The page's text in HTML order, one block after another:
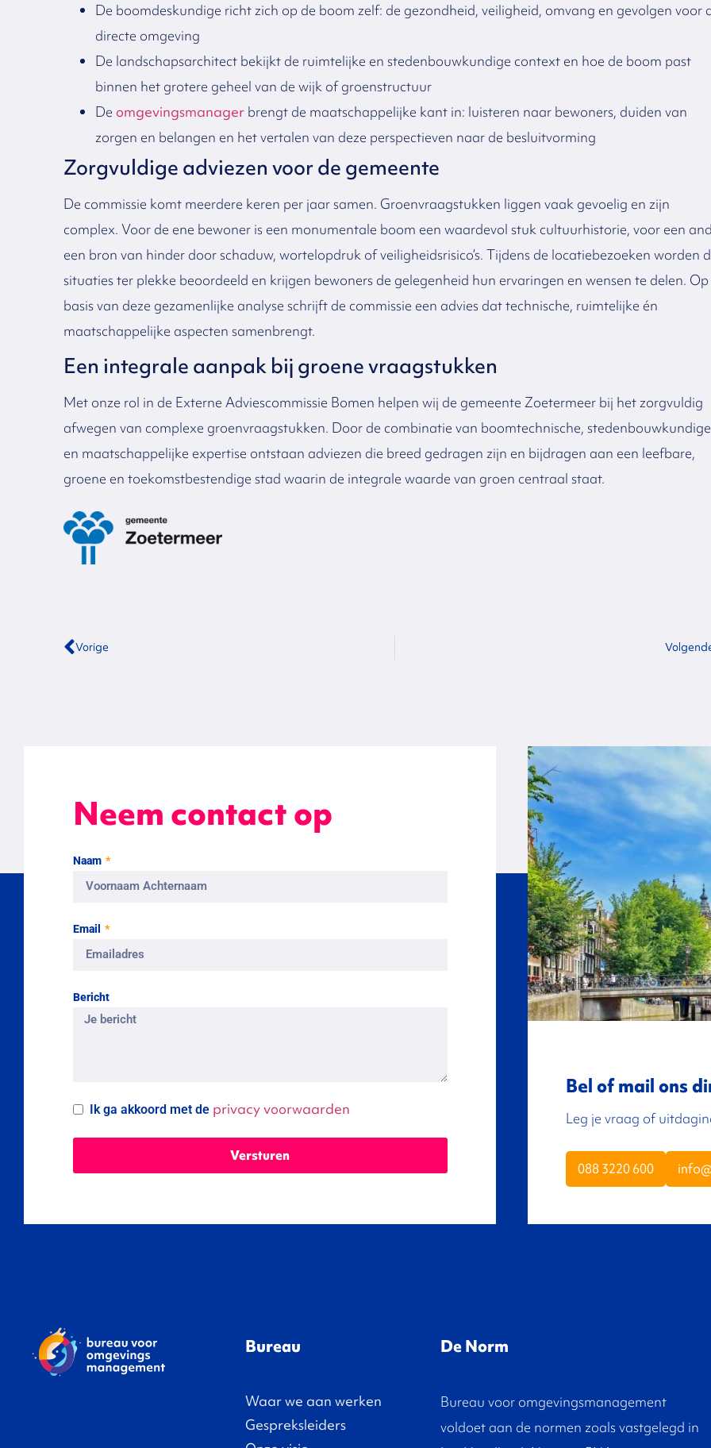
De boomdeskundige richt zich op de boom zelf: de gezondheid, veiligheid, omvang en gevolgen voor
directe omgeving
De landschapsarchitect bekijkt de ruimtelijke en stedenbouwkundige context en hoe de boom past
binnen het grotere geheel van de wijk of groenstructuur
De omgevingsmanagerbrengt de maatschappelijke kant in: luisteren naar bewoners, duiden van
zorgen en belangen en het vertalen van deze perspectieven naar de besluitvorming
Zorgvuldige adviezen voor de gemeente
De commissie komt meerdere keren per jaar samen. Groenvraagstukken liggen vaak gevoelig en zijn
complex. Voor de ene bewoner is een monumentale boom een waardevol stuk cultuurhistorie, voor een
een bron van hinder door schaduw, wortelopdruk of veiligheidsrisico’s. Tijdens de locatiebezoeken worden
situaties ter plekke beoordeeld en krijgen bewoners de gelegenheid hun ervaringen en wensen te delen. Op
basis van deze gezamenlijke analyse schrijft de commissie een advies dat technische, ruimtelijke én
maatschappelijke aspecten samenbrengt.
Een integrale aanpak bij groene vraagstukken
Met onze rol in de Externe Adviescommissie Bomen helpen wij de gemeente Zoetermeer bij het zorgvuldig
afwegen van complexe groenvraagstukken. Door de combinatie van boomtechnische, stedenbouwkundige
en maatschappelijke expertise ontstaan adviezen die breed gedragen zijn en bijdragen aan een leefbare,
groene en toekomstbestendige stad waarin de integrale waarde van groen centraal staat.
Vorige
Neem contact op
Naam
Email
Bericht
Ik ga akkoord met de privacy voorwaarden
Versturen
Bel of mail ons
Leg je vraag of
088 3220 600
Bureau
Waar we aan werken
Gespreksleiders
De Norm
Bureau voor omgevingsmanagement
voldoet aan de normen zoals vastgelegd in